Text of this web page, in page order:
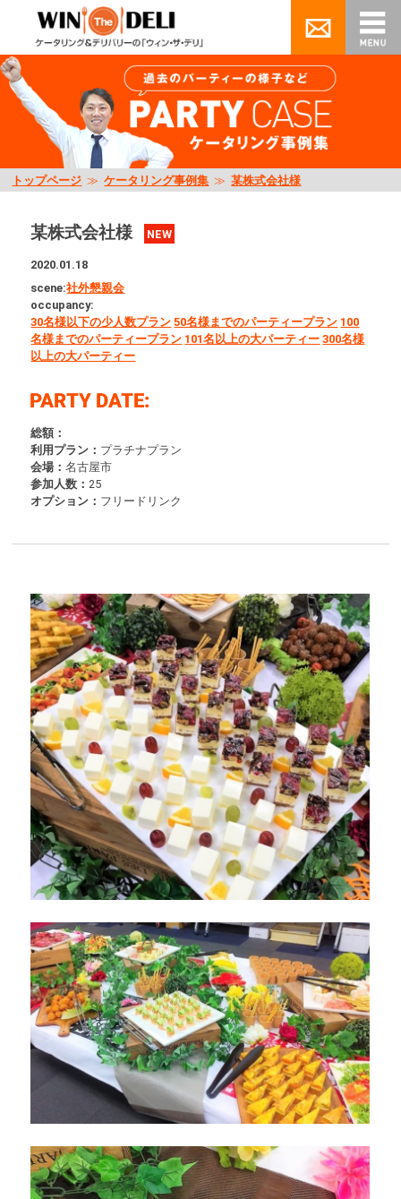
トップページ ≫ケータリング事例集 ≫某株式会社様
某株式会社様 NEW
2020.01.18
scene:社外懇親会
occupancy:
30名様以下の少人数プラン 50名様までのパーティープラン 100
名様までのパーティープラン 101名以上の大パーティー 300名様
以上の大パーティー
総額：
利用プラン： プラチナプラン
会場：名古屋市
参加人数：25
オプション： フリードリンク